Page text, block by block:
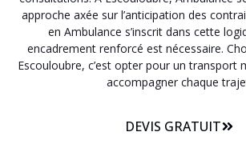
approche axée sur l’anticipation des
en Ambulance s’inscrit dans cette
encadrement renforcé est nécessaire.
Escouloubre, c’est opter pour un transport
accompagner chaque
DEVIS GRATUIT